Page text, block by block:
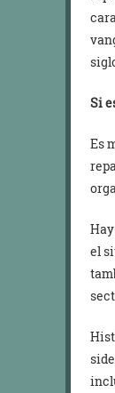
Si
Es
el